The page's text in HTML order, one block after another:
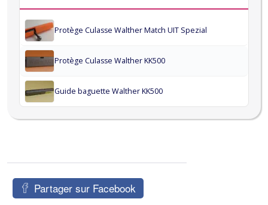
Protège Culasse Walther Match UIT Spezial
Protège Culasse Walther KK500
Guide baguette Walther KK500
Partager sur Facebook